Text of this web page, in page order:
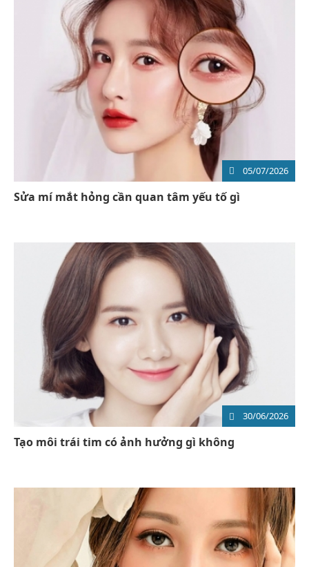
05/07/2026
Sửa mí mắt hỏng cần quan tâm yếu tố gì
30/06/2026
Tạo môi trái tim có ảnh hưởng gì không